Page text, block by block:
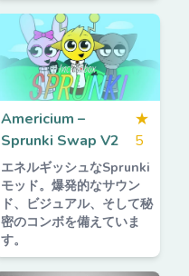
Americium –
Sprunki Swap V2
★
5
エネルギッシュなSprunki
モッド。爆発的なサウン
ド、ビジュアル、そして秘
密のコンボを備えていま
す。